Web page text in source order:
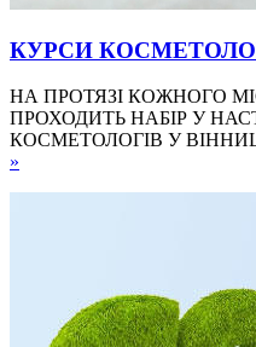
КУРСИ
НА ПРОТЯЗІ КОЖНОГО
ПРОХОДИТЬ НАБІР У
КОСМЕТОЛОГІВ У
»